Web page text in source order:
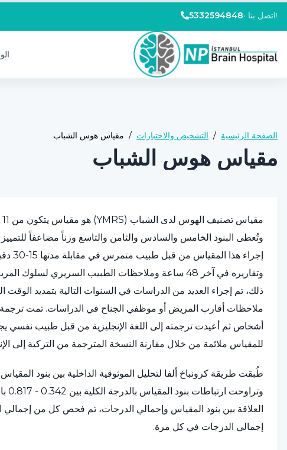
5332594848• اتصل بنا!
الصفحة الرئيسية / التشخيص والاختبارات / مقياس هوس الشباب
مقياس هوس الشباب
وتُعطى البنود الخامس والسادس والثامن والتاسع وزناً مضاعفاً
وتقاريره في آخر 48 ساعة وملاحظات الطبيب السريري
ذلك، تم إجراء العديد من الدراسات في السنوات التالية بتمديد
أشخاص ثم أعيدت ترجمته إلى اللغة الإنجليزية من قبل طبيب نفسي
للمقياس ملائمة من خلال مقارنة النسخة المترجمة من التركية إلى
العلاقة بين بنود المقياس وإجمالي الدرجات، تم فحص كل من
إجمالي الدرجات في كل مرة.